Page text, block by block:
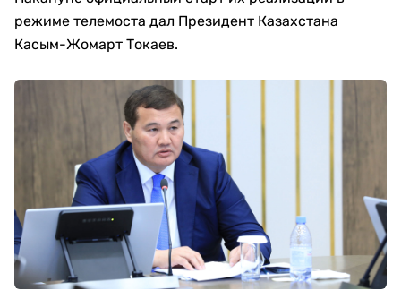
режиме телемоста дал Президент Казахстана
Касым-Жомарт Токаев.